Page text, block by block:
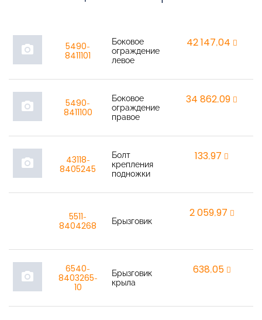
photo_camera
5490-
8411101
Боковое
ограждение
левое
42 147,04
photo_camera
5490-
8411100
Боковое
ограждение
правое
34 862,09
photo_camera
43118-
8405245
Болт
крепления
подножки
133,97
5511-
8404268
Брызговик
2 059,97
photo_camera
6540-
8403265-
10
Брызговик
крыла
638,05